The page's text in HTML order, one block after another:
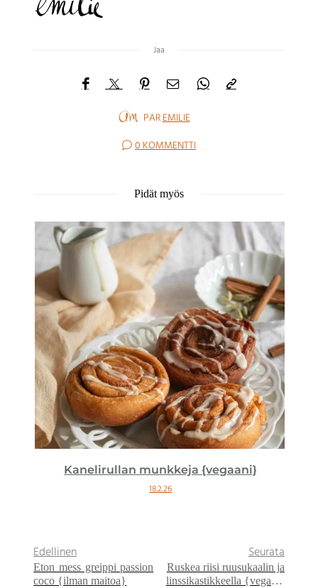
Jaa
PAREMILIE
0 KOMMENTTI
Pidät myös
Kanelirullan munkkeja {vegaani}
18.2.26
Edellinen
Eton mess greippi passion
coco {ilman maitoa}
Seurata
Ruskea riisi ruusukaalin ja
linssikastikkeella {vegaani